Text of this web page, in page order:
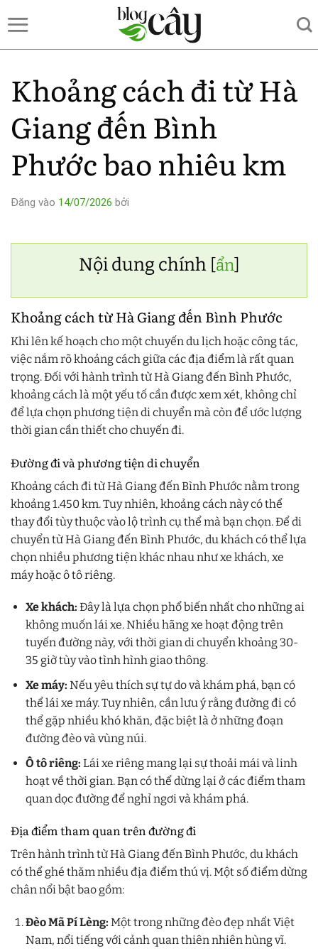
qua
Khoảng cách đi từ Hà
Giang đến Bình
Phước bao nhiêu km
Đăng vào 14/07/2026 bởi
Nội dung chính ẩn]
Khoảng cách từ Hà Giang đến Bình Phước
Khi lên kế hoạch cho một chuyến du lịch hoặc công tác,
việc nắm rõ khoảng cách giữa các địa điểm là rất quan
trọng. Đối với hành trình từ Hà Giang đến Bình Phước,
khoảng cách là một yếu tố cần được xem xét, không chỉ
để lựa chọn phương tiện di chuyển mà còn để ước lượng
thời gian cần thiết cho chuyến đi.
Đường đi và phương tiện di chuyển
Khoảng cách đi từ Hà Giang đến Bình Phước nằm trong
khoảng 1.450 km. Tuy nhiên, khoảng cách này có thể
thay đổi tùy thuộc vào lộ trình cụ thể mà bạn chọn. Để di
chuyển từ Hà Giang đến Bình Phước, du khách có thể lựa
chọn nhiều phương tiện khác nhau như xe khách, xe
máy hoặc ô tô riêng.
Xe khách: Đây là lựa chọn phổ biến nhất cho những ai
không muốn lái xe. Nhiều hãng xe hoạt động trên
tuyến đường này, với thời gian di chuyển khoảng 30-
35 giờ tùy vào tình hình giao thông.
Xe máy: Nếu yêu thích sự tự do và khám phá, bạn có
thể lái xe máy. Tuy nhiên, cần lưu ý rằng đường đi có
thể gặp nhiều khó khăn, đặc biệt là ở những đoạn
đường đèo và vùng núi.
Ô tô riêng: Lái xe riêng mang lại sự thoải mái và linh
hoạt về thời gian. Bạn có thể dừng lại ở các điểm tham
quan dọc đường để nghỉ ngơi và khám phá.
Địa điểm tham quan trên đường đi
Trên hành trình từ Hà Giang đến Bình Phước, du khách
có thể ghé thăm nhiều địa điểm thú vị. Một số điểm dừng
chân nổi bật bao gồm:
Đèo Mã Pí Lèng: Một trong những đèo đẹp nhất Việt
Nam, nổi tiếng với cảnh quan thiên nhiên hùng vĩ.